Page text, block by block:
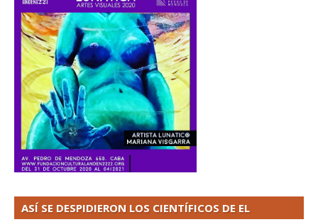
ASÍ SE DESPIDIERON LOS CIENTÍFICOS DE EL